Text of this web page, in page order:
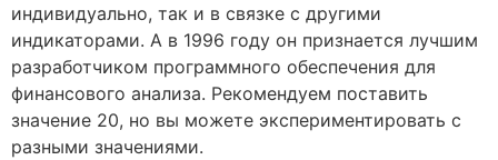
индивидуально, так и в связке с другими
индикаторами. А в 1996 году он признается лучшим
разработчиком программного обеспечения для
финансового анализа. Рекомендуем поставить
значение 20, но вы можете экспериментировать с
разными значениями.